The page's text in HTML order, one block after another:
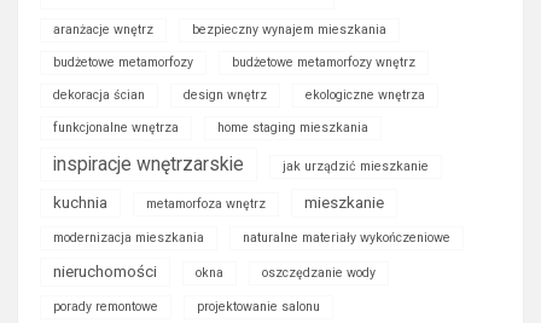
aranżacje wnętrz bezpieczny wynajem mieszkania
budżetowe metamorfozy budżetowe metamorfozy wnętrz
dekoracja ścian design wnętrz ekologiczne wnętrza
funkcjonalne wnętrza home staging mieszkania
inspiracje wnętrzarskie jak urządzić mieszkanie
kuchnia metamorfoza wnętrz mieszkanie
modernizacja mieszkania naturalne materiały wykończeniowe
nieruchomości okna oszczędzanie wody
porady remontowe projektowanie salonu